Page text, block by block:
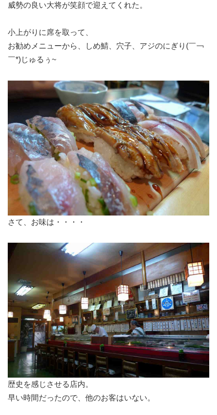
威勢の良い大将が笑顔で迎えてくれた。
小上がりに席を取って、
お勧めメニューから、しめ鯖、穴子、アジのにぎり(￣￢
￣*)じゅるぅ~
さて、お味は・・・・
歴史を感じさせる店内。
早い時間だったので、他のお客はいない。